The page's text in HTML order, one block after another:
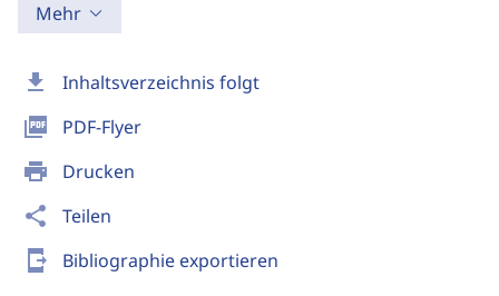
download Inhaltsverzeichnis folgt
picture_as_pdf PDF-Flyer
print Drucken
share Teilen
send_to_mobile Bibliographie exportieren
Mehr